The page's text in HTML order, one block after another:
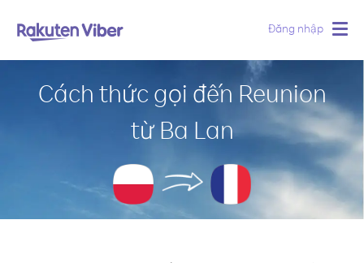
Đăng nhập
Cách thức gọi đến Reunion
từ Ba Lan